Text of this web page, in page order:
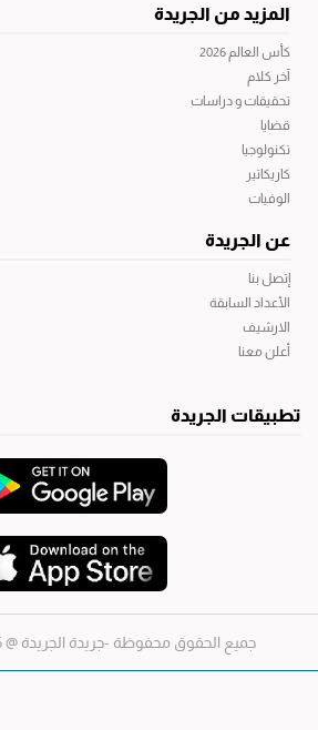
المزيد من الجريدة
كأس العالم 2026
آخر كلام
تحقيقات و دراسات
قضايا
تكنولوجيا
كاريكاتير
الوفيات
عن الجريدة
إتصل بنا
الأعداد السابقة
الارشيف
أعلن معنا
تطبيقات الجريدة
جميع الحقوق محفوظة -جريدة الجريدة@ 2026 © Copyright